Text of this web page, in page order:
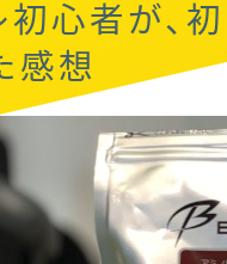
初心者が、
感想